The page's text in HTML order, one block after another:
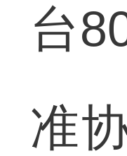
台
准